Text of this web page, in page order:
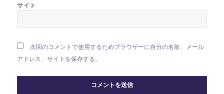
サイト
次回のコメントで使用するためブラウザーに自分の名前、メール
アドレス、サイトを保存する。